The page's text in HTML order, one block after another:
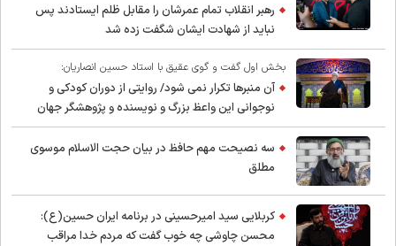
رهبر انقلاب تمام عمرشان را مقابل ظلم ایستادند پس
نباید از شهادت ایشان شگفت زده شد
بخش اول گفت و گوی عقیق با استاد حسین انصاریان:
آن منبرها تکرار نمی شود/ روایتی از دوران کودکی و
نوجوانی این واعظ بزرگ و نویسنده و پژوهشگر جهان
اسلام
سه نصیحت مهم حافظ در بیان حجت الاسلام موسوی
مطلق
کربلایی سید امیر‌حسینی در برنامه ایران حسین(ع):
محسن چاوشی چه خوب گفت که مردم خدا مراقب